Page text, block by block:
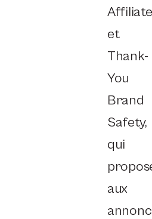
Affiliate
et
Thank-
You
Brand
Safety,
qui
aux